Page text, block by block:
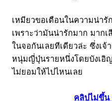
เหมียวขอเตือนในความน่า
เพราะว่ามันน่ารักมาก มาก
ในจอกันเลยทีเดียวล่ะ ซึ่งเ
หนุ่มญี่ปุ่นรายหนึ่งโดยบังเ
ไม่ยอมให้ไปไหนเลย
คลิปไม่ขึ้น